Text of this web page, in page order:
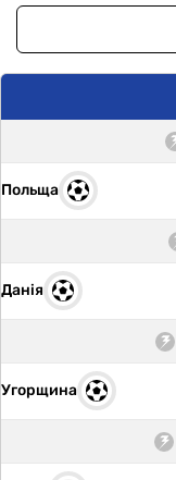
Польща
Данія
Угорщина